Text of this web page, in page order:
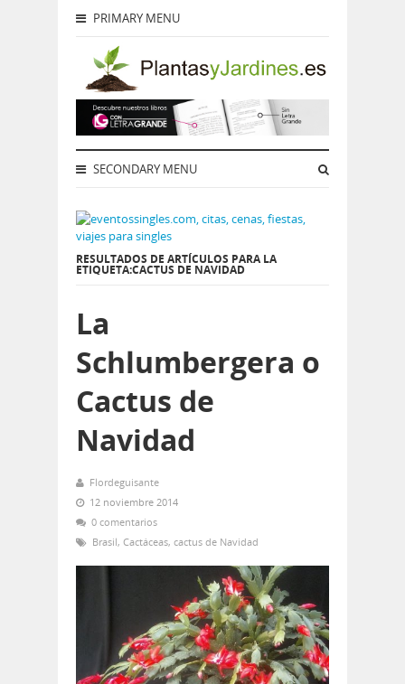
PRIMARY MENU
SECONDARY MENU
RESULTADOS DE ARTÍCULOS PARA LA
ETIQUETA:CACTUS DE NAVIDAD
La
Schlumbergera o
Cactus de
Navidad
Flordeguisante
12 noviembre 2014
0 comentarios
Brasil, Cactáceas, cactus de Navidad